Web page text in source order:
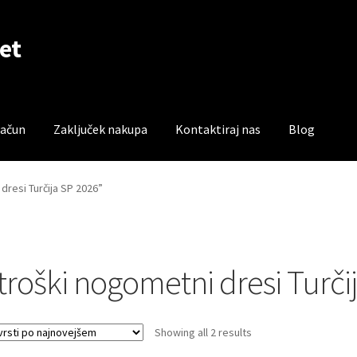
Zaključek nakupa Kontaktiraj nas Blog
Trgovina Zaključek nakupa
Turčija SP 2026”
nogometni dresi
Showing all 2 resultsSorted